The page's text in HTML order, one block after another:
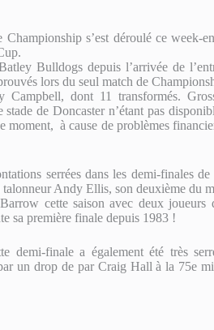
s’est déroulé ce week-
Bulldogs depuis l’arrivée de
lors du seul match de
dont 11 transformés.
de Doncaster n’étant pas
moment, à cause de problèmes
serrées dans les demi-finales
talonneur Andy Ellis, son deuxième du
cette saison avec deux joueurs
sa première finale depuis 1983 !
finale a également été très
un drop de par Craig Hall à la 75e